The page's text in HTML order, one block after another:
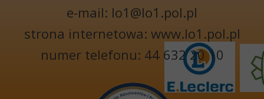
e-mail: lo1@lo1.pol.pl
strona internetowa: www.lo1.pol.pl
numer telefonu: 44 632 20 10